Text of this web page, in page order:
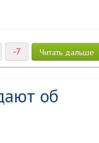
-7 Читать дальше
об